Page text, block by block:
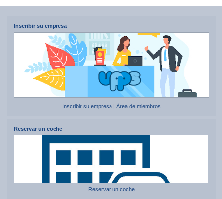
Inscribir su empresa
Inscribir su empresa| Área de miembros
Reservar un coche
Reservar un coche